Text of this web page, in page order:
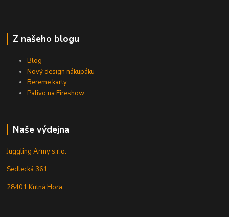
Z našeho blogu
Blog
Nový design nákupáku
Bereme karty
Palivo na Fireshow
Naše výdejna
Juggling Army s.r.o.
Sedlecká 361
28401 Kutná Hora